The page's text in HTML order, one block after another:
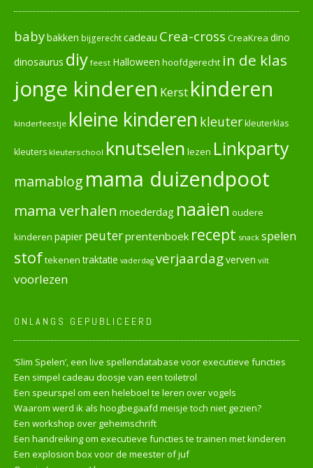
babybakken bijgerechtcadeau Crea-cross CreaKrea dino
dinosaurus diy feest Halloween hoofdgerecht in de klas
jonge kinderen Kerst kinderen
kinderfeestje kleine kinderen kleuterkleuterklas
kleuters kleuterschool knutselen lezen Linkparty
mamablog mama duizendpoot
mama verhalen moederdag naaien oudere
kinderen papier peuterprentenboek recept snack spelen
stoftekenen traktatie vaderdag verjaardagverven vilt
voorlezen
ONLANGS GEPUBLICEERD
‘Slim Spelen’, een live spellendatabase voor executieve functies
Een simpel cadeau doosje van een toiletrol
Een speurspel om een heleboel te leren over vogels
Waarom werd ik als hoogbegaafd meisje toch niet gezien?
Een workshop over geheimschrift
Een handreiking om executieve functies te trainen met kinderen
Een explosion box voor de meester of juf